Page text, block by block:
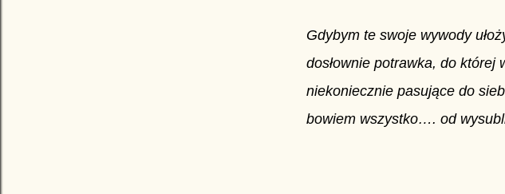
Gdybym te swoje wywody
dosłownie potrawka, do której
niekoniecznie pasujące do
bowiem wszystko…. od